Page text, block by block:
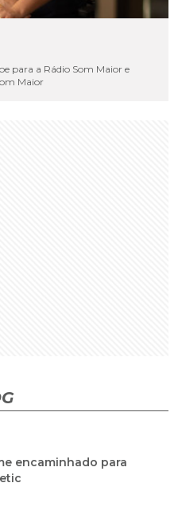
para a Rádio Som Maior e
Maior
encaminhado para